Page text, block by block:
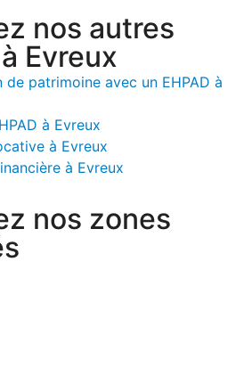
nos autres
Evreux
de patrimoine avec un EHPAD à
à Evreux
à Evreux
à Evreux
nos zones